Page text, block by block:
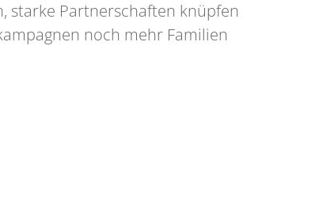
starke Partnerschaften knüpfen
noch mehr Familien